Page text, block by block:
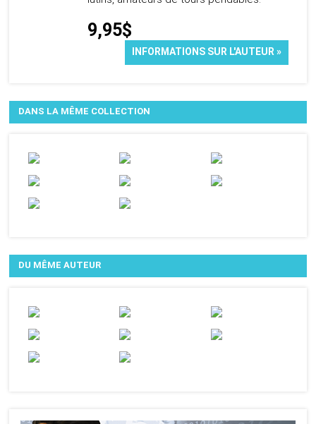
9,95$
INFORMATIONS SUR L'AUTEUR »
DANS LA MÊME COLLECTION
DU MÊME AUTEUR